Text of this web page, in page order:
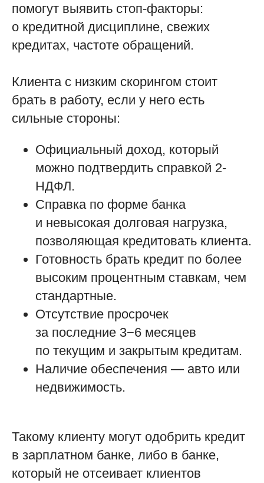
помогут выявить стоп-факторы:
о кредитной дисциплине, свежих
кредитах, частоте обращений.
Клиента с низким скорингом стоит
брать в работу, если у него есть
сильные стороны:
Официальный доход, который
можно подтвердить справкой 2-
НДФЛ.
Справка по форме банка
и невысокая долговая нагрузка,
позволяющая кредитовать клиента.
Готовность брать кредит по более
высоким процентным ставкам, чем
стандартные.
Отсутствие просрочек
за последние 3−6 месяцев
по текущим и закрытым кредитам.
Наличие обеспечения — авто или
недвижимость.
Такому клиенту могут одобрить кредит
в зарплатном банке, либо в банке,
который не отсеивает клиентов